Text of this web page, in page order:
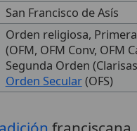
San Francisco de Asís
Orden religiosa,
(OFM, OFM Conv, OFM
Segunda Orden
Orden Secular(OFS)